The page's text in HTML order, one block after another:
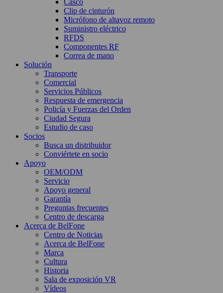
Casco
Clip de cinturón
Micrófono de altavoz remoto
Suministro eléctrico
RFDS
Componentes RF
Correa de mano
Solución
Transporte
Comercial
Servicios Públicos
Respuesta de emergencia
Policía y Fuerzas del Orden
Ciudad Segura
Estudio de caso
Socios
Busca un distribuidor
Conviértete en socio
Apoyo
OEM/ODM
Servicio
Apoyo general
Garantía
Preguntas frecuentes
Centro de descarga
Acerca de BelFone
Centro de Noticias
Acerca de BelFone
Marca
Cultura
Historia
Sala de exposición VR
Vídeos